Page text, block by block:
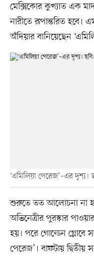
মেক্সিকোর কুখ্যাত এক
নারীতে রূপান্তরিত হবে।
অঁদিয়ার বানিয়েছেন
‘এমিলিয়া পেরেজ’–এর
শুরুতে তত আলোচনা না
অভিনেত্রীর পুরস্কার
হয়। পরে গোল্ডেন গ্লোবে
পেরেজ’। বাফটায় দ্বিতীয়